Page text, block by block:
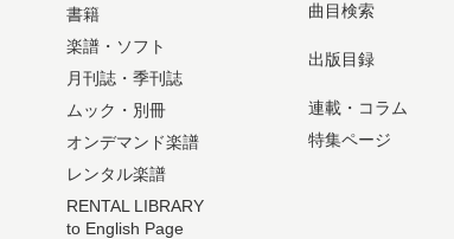
書籍
楽譜・ソフト
月刊誌・季刊誌
ムック・別冊
オンデマンド楽譜
レンタル楽譜
RENTAL LIBRARY
to English Page
曲目検索
出版目録
連載・コラム
特集ページ